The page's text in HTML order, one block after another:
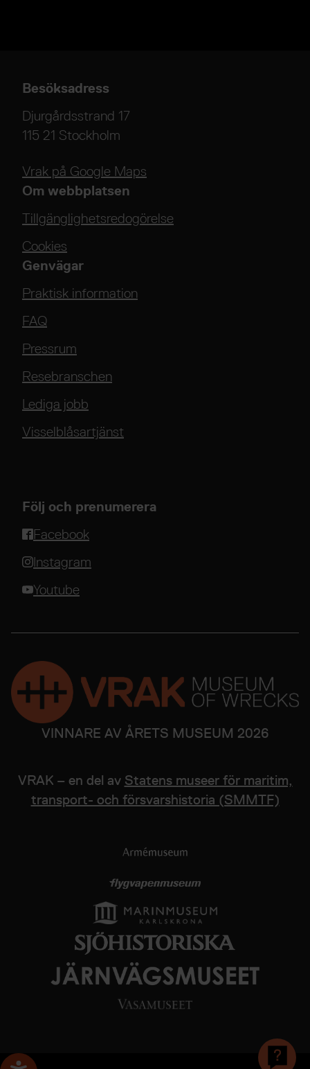
Besöksadress
Djurgårdsstrand 17
115 21 Stockholm
Vrak på Google Maps
Om webbplatsen
Tillgänglighetsredogörelse
Cookies
Genvägar
Praktisk information
FAQ
Pressrum
Resebranschen
Lediga jobb
Visselblåsartjänst
Följ och prenumerera
Facebook
Instagram
Youtube
VINNARE AV ÅRETS MUSEUM 2026
VRAK – en del av Statens museer för maritim,
transport- och försvarshistoria (SMMTF)